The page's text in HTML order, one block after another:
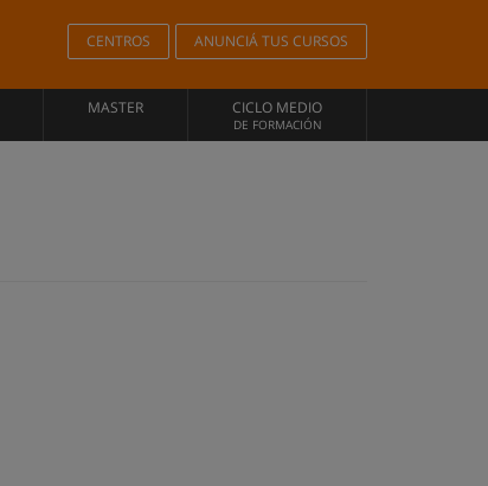
CENTROS ANUNCIÁ TUS CURSOS
MASTER CICLO MEDIO
DE FORMACIÓN